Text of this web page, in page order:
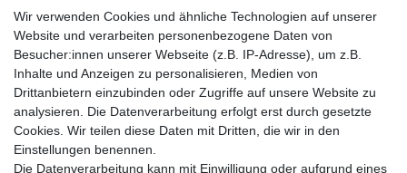
Schonend trocknen, trockener geeignet
Nicht reinigen
Mit ähnlichen Farben waschen
Wir verwenden Cookies und ähnliche Technologien auf unserer
Website und verarbeiten personenbezogene Daten von
Besucher:innen unserer Webseite (z.B. IP-Adresse), um z.B.
Inhalte und Anzeigen zu personalisieren, Medien von
Drittanbietern einzubinden oder Zugriffe auf unsere Website zu
analysieren. Die Datenverarbeitung erfolgt erst durch gesetzte
Cookies. Wir teilen diese Daten mit Dritten, die wir in den
Einstellungen benennen.
Die Datenverarbeitung kann mit Einwilligung oder aufgrund eines